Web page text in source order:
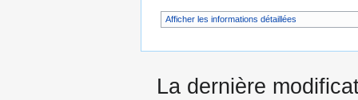
Afficher les informations détaillées
La dernière